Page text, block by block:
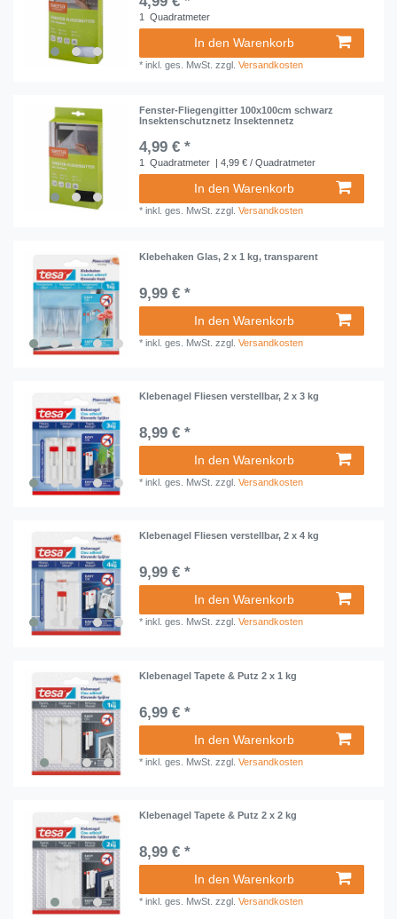
1 Quadratmeter
In den Warenkorb
*inkl. ges. MwSt. zzgl.Versandkosten
Fenster-Fliegengitter 100x100cm schwarz
Insektenschutznetz Insektennetz
4,99 € *
1 Quadratmeter | 4,99 € / Quadratmeter
In den Warenkorb
*inkl. ges. MwSt. zzgl.Versandkosten
Klebehaken Glas, 2 x 1 kg, transparent
9,99 € *
In den Warenkorb
*inkl. ges. MwSt. zzgl.Versandkosten
Klebenagel Fliesen verstellbar, 2 x 3 kg
8,99 € *
In den Warenkorb
*inkl. ges. MwSt. zzgl.Versandkosten
Klebenagel Fliesen verstellbar, 2 x 4 kg
9,99 € *
In den Warenkorb
*inkl. ges. MwSt. zzgl.Versandkosten
Klebenagel Tapete & Putz 2 x 1 kg
6,99 € *
In den Warenkorb
*inkl. ges. MwSt. zzgl.Versandkosten
Klebenagel Tapete & Putz 2 x 2 kg
8,99 € *
In den Warenkorb
*inkl. ges. MwSt. zzgl.Versandkosten